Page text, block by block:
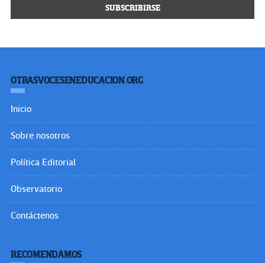
OTRASVOCESENEDUCACION.ORG
Inicio
Sobre nosotros
Política Editorial
Observatorio
Contáctenos
RECOMENDAMOS